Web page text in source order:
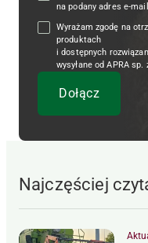
na podany adres e-mail.
Wyrażam zgodę na
produktach
i dostępnych
wysyłane od APRA
Najczęściej